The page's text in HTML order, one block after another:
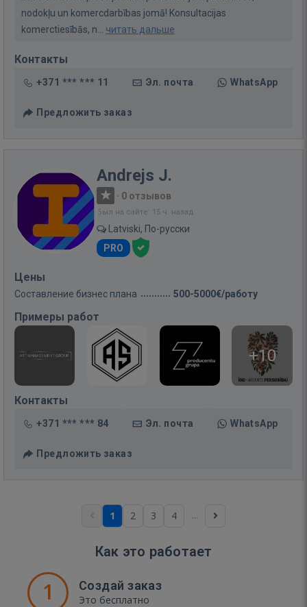
nodokļu un komercdarbības jomā! Konsultacijas
komerctiesībās, n... читать дальше
Контакты
+371 *** *** 11 Эл. почта WhatsApp
Предложить заказ
Andrejs J.
· 0 отзывов
Был на сайте: 15 ч. назад
Latviski, По-русски
PRO
Цены
Составление бизнес плана 500-5000€/работу
Примеры работ
+10
Контакты
+371 *** *** 84 Эл. почта WhatsApp
Предложить заказ
1 2 3 4 ...
Как это работает
1 Создай заказ
Это бесплатно